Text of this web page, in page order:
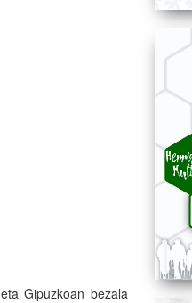
Gipuzkoan bezala